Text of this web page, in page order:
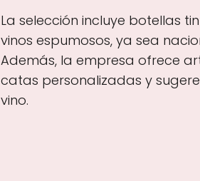
La selección incluye botellas
vinos espumosos, ya sea
Además, la empresa ofrece
catas personalizadas y
vino.